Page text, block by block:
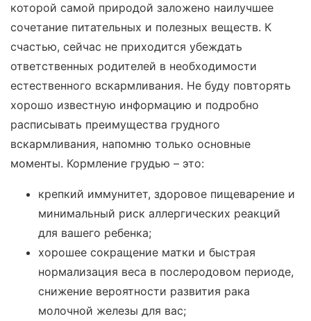
которой самой природой заложено наилучшее
сочетание питательных и полезных веществ. К
счастью, сейчас не приходится убеждать
ответственных родителей в необходимости
естественного вскармливания. Не буду повторять
хорошо известную информацию и подробно
расписывать преимущества грудного
вскармливания, напомню только основные
моменты. Кормление грудью – это:
крепкий иммунитет, здоровое пищеварение и
минимальный риск аллергических реакций
для вашего ребенка;
хорошее сокращение матки и быстрая
нормализация веса в послеродовом периоде,
снижение вероятности развития рака
молочной железы для вас;